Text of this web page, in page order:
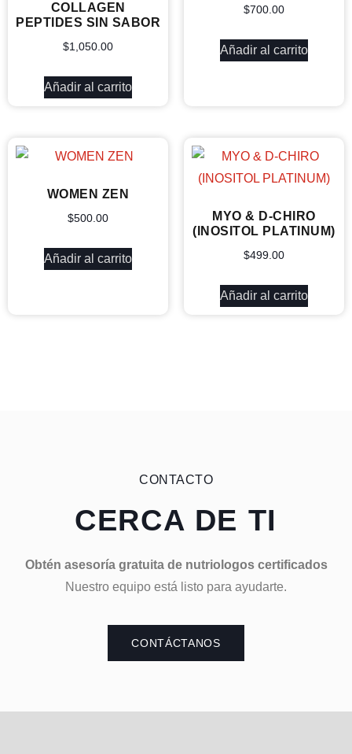
COLLAGEN
PEPTIDES SIN SABOR
$1,050.00
Añadir al carrito
$700.00
Añadir al carrito
WOMEN ZEN
$500.00
Añadir al carrito
MYO & D-CHIRO
(INOSITOL PLATINUM)
$499.00
Añadir al carrito
CONTACTO
CERCA DE TI
Obtén asesoría gratuita de nutriologos certificados
Nuestro equipo está listo para ayudarte.
CONTÁCTANOS